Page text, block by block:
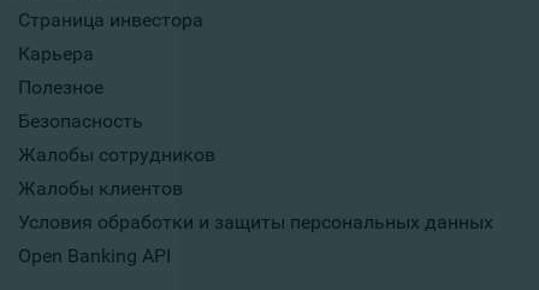
Страница инвестора
Карьера
Полезное
Безопасность
Жалобы сотрудников
Жалобы клиентов
Условия обработки и защиты персональных данных
Open Banking API